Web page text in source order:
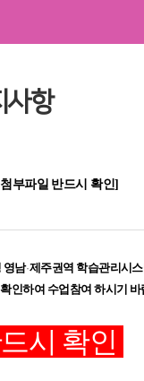
사항
부파일 반드시 확인]
영남·제주권역 학습관리시
인하여 수업참여 하시기 바
시 확인